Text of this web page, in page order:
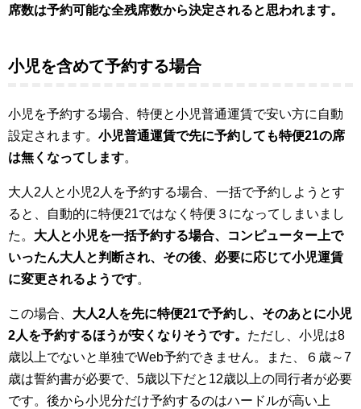
席数は予約可能な全残席数から決定されると思われます。
小児を含めて予約する場合
小児を予約する場合、特便と小児普通運賃で安い方に自動
設定されます。 小児普通運賃で先に予約しても特便21の席
は無くなってします。
大人2人と小児2人を予約する場合、一括で予約しようとす
ると、自動的に特便21ではなく特便３になってしまいまし
た。 大人と小児を一括予約する場合、コンピューター上で
いったん大人と判断され、その後、必要に応じて小児運賃
に変更されるようです。
この場合、 大人2人を先に特便21で予約し、そのあとに小児
2人を予約するほうが安くなりそうです。 ただし、小児は8
歳以上でないと単独でWeb予約できません。また、６歳～7
歳は誓約書が必要で、5歳以下だと12歳以上の同行者が必要
です。後から小児分だけ予約するのはハードルが高い上